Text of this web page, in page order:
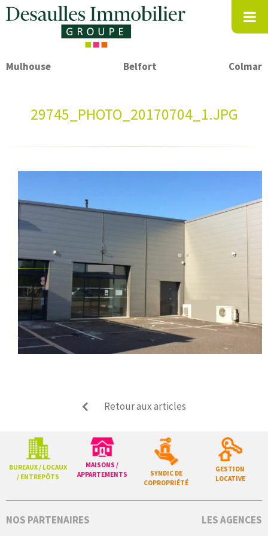
Mulhouse Belfort Colmar
29745_PHOTO_20170704_1.JPG
Retour aux articles
BUREAUX / LOCAUX
/ ENTREPÔTS
MAISONS /
APPARTEMENTS
SYNDIC DE
COPROPRIÉTÉ
GESTION
LOCATIVE
NOS PARTENAIRES LES AGENCES